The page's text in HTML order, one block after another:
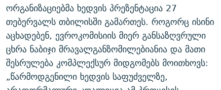
ორგანიზაციებმა ხედვის პრეზენტაცია 27
თებერვალს თბილისში გამართეს. როგორც ისინი
აცხადებენ, ევროკომისიის მიერ განსაზღვრული
ცხრა ნაბიჯი მრავალგანზომილებიანია და მათი
შესრულება კომპლექსურ მიდგომებს მოითხოვს:
„წარმოდგენილი ხედვის საფუძველზე,